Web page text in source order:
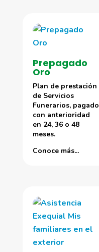
Prepagado
Oro
Plan de prestación
de Servicios
Funerarios, pagado
con anterioridad
en 24, 36 o 48
meses.
Conoce más...